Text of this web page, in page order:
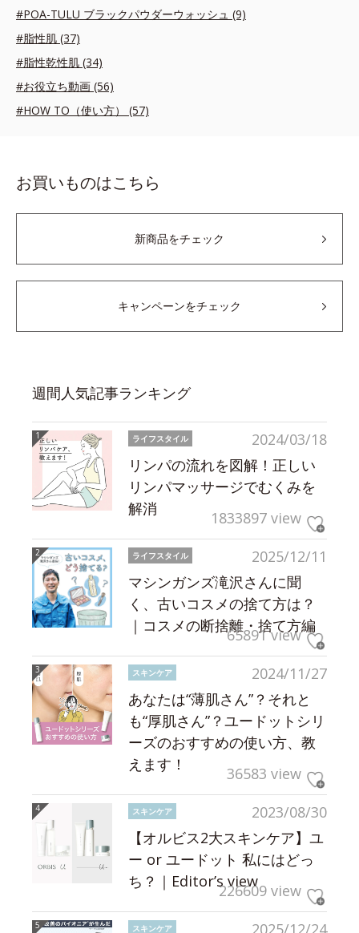
#POA-TULU ブラックパウダーウォッシュ (9)
#脂性肌 (37)
#脂性乾性肌 (34)
#お役立ち動画 (56)
#HOW TO（使い方） (57)
お買いものはこちら
新商品をチェック
キャンペーンをチェック
週間人気記事ランキング
2024/03/18
ライフスタイル
リンパの流れを図解！正しい
リンパマッサージでむくみを
解消
1833897 view
2025/12/11
ライフスタイル
マシンガンズ滝沢さんに聞
く、古いコスメの捨て方は？
｜コスメの断捨離・捨て方編
65891 view
2024/11/27
スキンケア
あなたは“薄肌さん”？それと
も“厚肌さん”？ユードットシリ
ーズのおすすめの使い方、教
えます！
36583 view
2023/08/30
スキンケア
【オルビス2大スキンケア】ユ
ー or ユードット 私にはどっ
ち？｜Editor’s view226609 view
2025/12/24
スキンケア